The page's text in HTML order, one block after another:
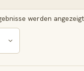
werden angezeigt